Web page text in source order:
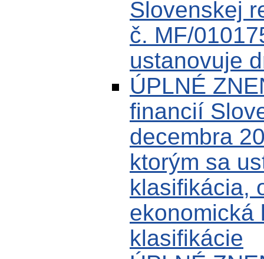
Slovenskej
č. MF/
ustanovuje
ÚPLNÉ
financií
decembra
ktorým sa
klasifikácia,
ekonomická
klasifikácie